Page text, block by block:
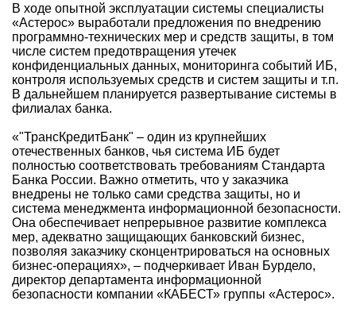
В ходе опытной эксплуатации системы специалисты
«Астерос» выработали предложения по внедрению
программно-технических мер и средств защиты, в том
числе систем предотвращения утечек
конфиденциальных данных, мониторинга событий ИБ,
контроля используемых средств и систем защиты и т.п.
В дальнейшем планируется развертывание системы в
филиалах банка.
«"ТрансКредитБанк" – один из крупнейших
отечественных банков, чья система ИБ будет
полностью соответствовать требованиям Стандарта
Банка России. Важно отметить, что у заказчика
внедрены не только сами средства защиты, но и
система менеджмента информационной безопасности.
Она обеспечивает непрерывное развитие комплекса
мер, адекватно защищающих банковский бизнес,
позволяя заказчику сконцентрироваться на основных
бизнес-операциях», – подчеркивает Иван Бурдело,
директор департамента информационной
безопасности компании «КАБЕСТ» группы «Астерос».